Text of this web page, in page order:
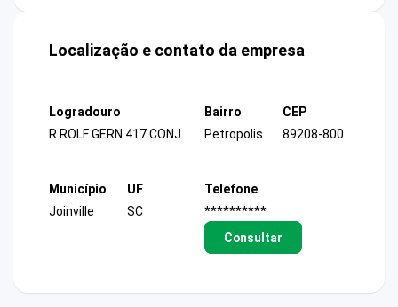
Localização e contato da empresa
Logradouro
R ROLF GERN 417 CONJ
Bairro
Petropolis
CEP
89208-800
Município
Joinville
UF
SC
Telefone
**********
Consultar